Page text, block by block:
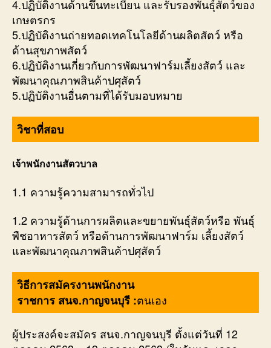
4.ปฏิบัติงานด้านขึ้นทะเบียน และรับรองพันธุ์สัตว์ของ
เกษตรกร
5.ปฏิบัติงานถ่ายทอดเทคโนโลยีด้านผลิตสัตว์ หรือ
ด้านสุขภาพสัตว์
6.ปฏิบัติงานเกี่ยวกับการพัฒนาฟาร์มเลี้ยงสัตว์ และ
พัฒนาคุณภาพสินค้าปศุสัตว์
5.ปฏิบัติงานอื่นตามที่ได้รับมอบหมาย
วิชาที่สอบ
เจ้าพนักงานสัตวบาล
1.1 ความรู้ความสามารถทั่วไป
1.2 ความรู้ด้านการผลิตและขยายพันธุ์สัตว์หรือ พันธุ์
พืชอาหารสัตว์ หรือด้านการพัฒนาฟาร์ม เลี้ยงสัตว์
และพัฒนาคุณภาพสินค้าปศุสัตว์
วิธีการสมัครงานพนักงาน
ราชการ สนจ.กาญจนบุรี :ตนเอง
ผู้ประสงค์จะสมัคร สนจ.กาญจนบุรี ตั้งแต่วันที่ 12